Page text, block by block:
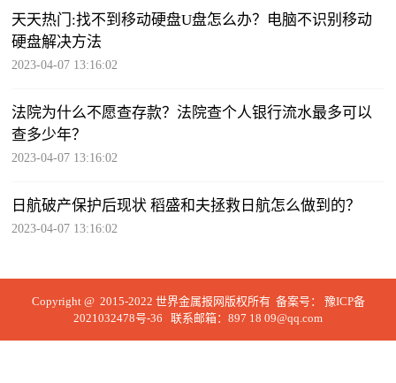
天天热门:找不到移动硬盘U盘怎么办？电脑不识别移动
硬盘解决方法
2023-04-07 13:16:02
法院为什么不愿查存款？法院查个人银行流水最多可以
查多少年？
2023-04-07 13:16:02
日航破产保护后现状 稻盛和夫拯救日航怎么做到的？
2023-04-07 13:16:02
Copyright @ 2015-2022 世界金属报网版权所有 备案号： 豫ICP备
2021032478号-36 联系邮箱：897 18 09@qq.com